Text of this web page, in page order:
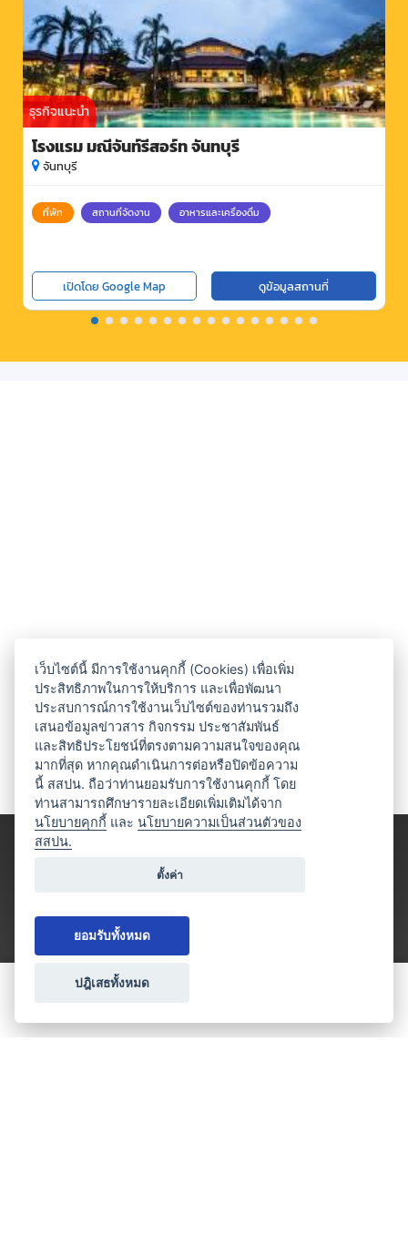
ธุรกิจแนะนำ
โรงแรม มณีจันท์รีสอร์ท จันทบุรี
จันทบุรี
ที่พัก สถานที่จัดงาน อาหารและเครื่องดื่ม
เปิดโดย Google Map ดูข้อมูลสถานที่
ประเภทธุรกิจไมซ์
เว็บไซต์นี้ มีการใช้งานคุกกี้ (Cookies) เพื่อเพิ่ม
ประสิทธิภาพในการให้บริการ และเพื่อพัฒนา
ประสบการณ์การใช้งานเว็บไซต์ของท่านรวมถึง
เสนอข้อมูลข่าวสาร กิจกรรม ประชาสัมพันธ์
และสิทธิประโยชน์ที่ตรงตามความสนใจของคุณ
มากที่สุด หากคุณดำเนินการต่อหรือปิดข้อความ
นี้ สสปน. ถือว่าท่านยอมรับการใช้งานคุกกี้ โดย
ท่านสามารถศึกษารายละเอียดเพิ่มเติมได้จาก
นโยบายคุกกี้ และนโยบายความเป็นส่วนตัวของ
สสปน.
ตั้งค่า
ยอมรับทั้งหมด
ปฎิเสธทั้งหมด